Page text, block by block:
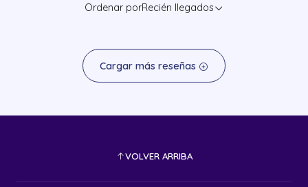
Ordenar porRecién llegados
Cargar más reseñas
VOLVER ARRIBA